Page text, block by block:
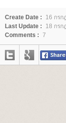
Create Date :
16 กรก
Last Update :
18 กรก
Comments : 7